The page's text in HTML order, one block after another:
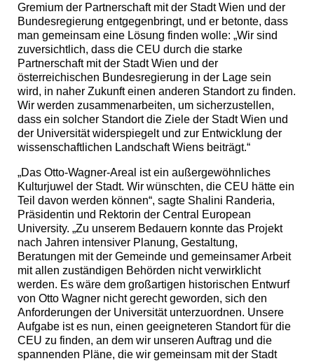
Gremium der Partnerschaft mit der Stadt Wien und der
Bundesregierung entgegenbringt, und er betonte, dass
man gemeinsam eine Lösung finden wolle: „Wir sind
zuversichtlich, dass die CEU durch die starke
Partnerschaft mit der Stadt Wien und der
österreichischen Bundesregierung in der Lage sein
wird, in naher Zukunft einen anderen Standort zu finden.
Wir werden zusammenarbeiten, um sicherzustellen,
dass ein solcher Standort die Ziele der Stadt Wien und
der Universität widerspiegelt und zur Entwicklung der
wissenschaftlichen Landschaft Wiens beiträgt.“
„Das Otto-Wagner-Areal ist ein außergewöhnliches
Kulturjuwel der Stadt. Wir wünschten, die CEU hätte ein
Teil davon werden können“, sagte Shalini Randeria,
Präsidentin und Rektorin der Central European
University. „Zu unserem Bedauern konnte das Projekt
nach Jahren intensiver Planung, Gestaltung,
Beratungen mit der Gemeinde und gemeinsamer Arbeit
mit allen zuständigen Behörden nicht verwirklicht
werden. Es wäre dem großartigen historischen Entwurf
von Otto Wagner nicht gerecht geworden, sich den
Anforderungen der Universität unterzuordnen. Unsere
Aufgabe ist es nun, einen geeigneteren Standort für die
CEU zu finden, an dem wir unseren Auftrag und die
spannenden Pläne, die wir gemeinsam mit der Stadt